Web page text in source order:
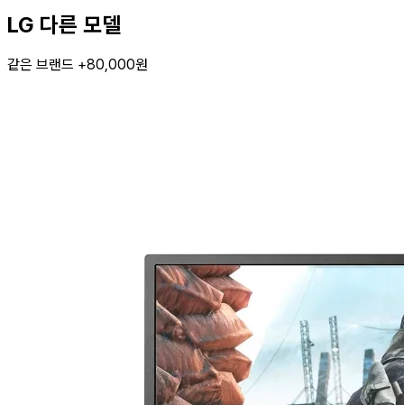
LG 다른 모델
같은 브랜드 +80,000원